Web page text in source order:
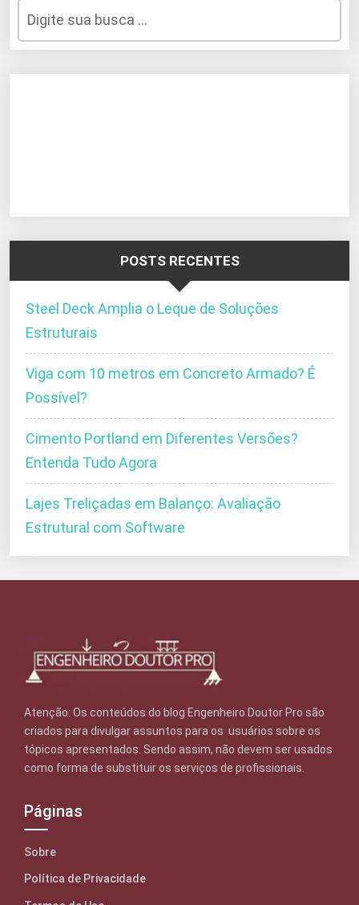
POSTS RECENTES
Steel Deck Amplia o Leque de Soluções
Estruturais
Viga com 10 metros em Concreto Armado? É
Possível?
Cimento Portland em Diferentes Versões?
Entenda Tudo Agora
Lajes Treliçadas em Balanço: Avaliação
Estrutural com Software
Atenção: Os conteúdos do blog Engenheiro Doutor Pro são
criados para divulgar assuntos para os usuários sobre os
tópicos apresentados. Sendo assim, não devem ser usados
como forma de substituir os serviços de profissionais.
Páginas
Sobre
Política de Privacidade